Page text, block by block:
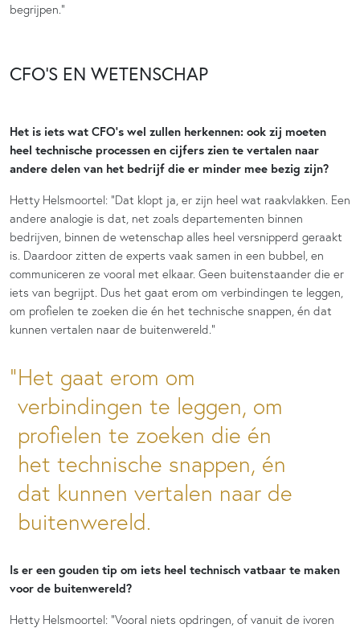
begrijpen.”
CFO’S EN WETENSCHAP
Het is iets wat CFO’s wel zullen herkennen: ook zij moeten
heel technische processen en cijfers zien te vertalen naar
andere delen van het bedrijf die er minder mee bezig zijn?
Hetty Helsmoortel: “Dat klopt ja, er zijn heel wat raakvlakken. Een
andere analogie is dat, net zoals departementen binnen
bedrijven, binnen de wetenschap alles heel versnipperd geraakt
is. Daardoor zitten de experts vaak samen in een bubbel, en
communiceren ze vooral met elkaar. Geen buitenstaander die er
iets van begrijpt. Dus het gaat erom om verbindingen te leggen,
om profielen te zoeken die én het technische snappen, én dat
kunnen vertalen naar de buitenwereld.”
Het gaat erom om
verbindingen te leggen, om
profielen te zoeken die én
het technische snappen, én
dat kunnen vertalen naar de
buitenwereld.
Is er een gouden tip om iets heel technisch vatbaar te maken
voor de buitenwereld?
Hetty Helsmoortel: “Vooral niets opdringen, of vanuit de ivoren